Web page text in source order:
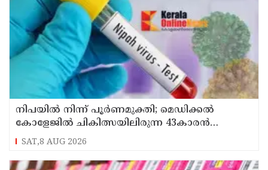
നിപയിൽ നിന്ന് പൂർണമുക്തി; മെഡിക്കൽ
കോളേജിൽ ചികിത്സയിലിരുന്ന 43കാരൻ
വീട്ടിലേക്ക് മടങ്ങി
SAT,8 AUG 2026